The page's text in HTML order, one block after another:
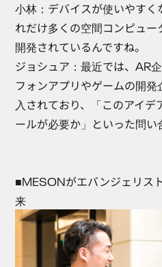
小林 ：デバイスが使いやす
れだけ多くの空間コンピュ
開発されているんですね。
ジョシュア ：最近では、AR
フォンアプリやゲームの開
入されており、「このアイ
ールが必要か」といった問い
■MESONがエバンジェリス
来